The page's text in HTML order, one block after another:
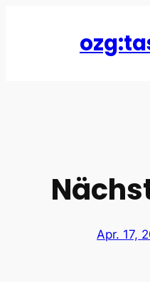
Apr. 17,